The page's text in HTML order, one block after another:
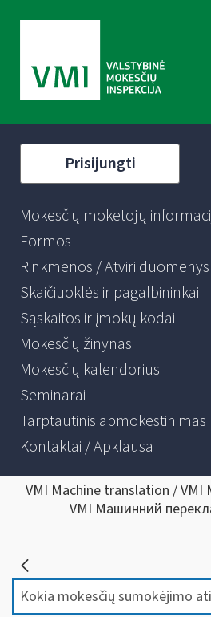
Prisijungti
Mokesčių mokėtojų
Formos
Rinkmenos / Atviri duomenys
Skaičiuoklės ir pagalbininkai
Sąskaitos ir įmokų kodai
Mokesčių žinynas
Mokesčių kalendorius
Seminarai
Tarptautinis apmokestinimas
Kontaktai / Apklausa
VMI Machine translation /
VMI Машинний